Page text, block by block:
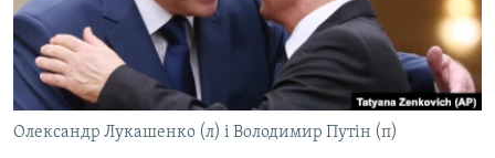
ВІДЕОУРОКИ «ELIFBE»
СВІДЧЕННЯ ОКУПАЦІЇ
УКРАЇНСЬКА ПРОБЛЕМА КРИМУ
ІНФОГРАФІКА
Русский
Qırımtatar
ДОЛУЧАЙСЯ!
Олександр Лукашенко (л) і Володимир Путін (п)